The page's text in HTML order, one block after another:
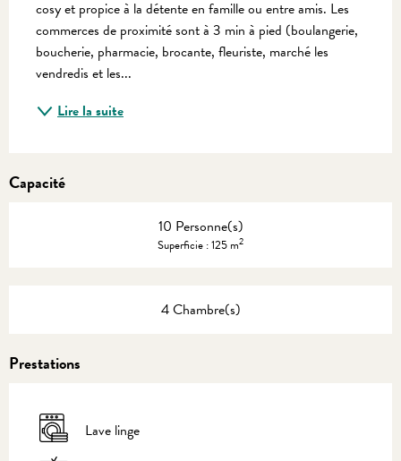
cosy et propice à la détente en famille ou entre amis. Les
commerces de proximité sont à 3 min à pied (boulangerie,
boucherie, pharmacie, brocante, fleuriste, marché les
vendredis et les...
Lire la suite
Capacité
10 Personne(s)
Superficie : 125 m2
4 Chambre(s)
Prestations
Lave linge